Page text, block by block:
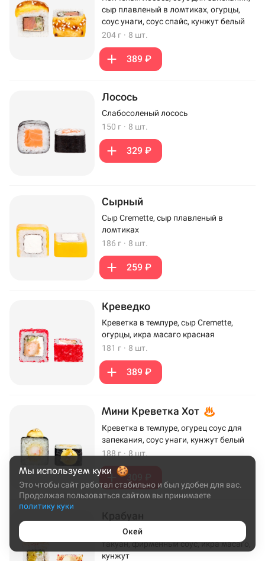
сыр плавленый в ломтиках, огурцы,
соус унаги, соус спайс, кунжут белый
204 г · 8 шт.
389 ₽
Лосось
Слабосоленый лосось
150 г · 8 шт.
329 ₽
Сырный
Сыр Cremette, сыр плавленый в
ломтиках
186 г · 8 шт.
259 ₽
Креведко
Креветка в темпуре, сыр Cremette,
огурцы, икра масаго красная
181 г · 8 шт.
389 ₽
Мини Креветка Хот
Креветка в темпуре, огурец соус для
запекания, соус унаги, кунжут белый
188 г · 8 шт.
309 ₽
Крем-краб, сыр Cremette, огурцы,
такуан, фирменный соус, икра масаго,
кунжут
Мы используем куки
Это чтобы сайт работал стабильно и был удобен для вас.
Продолжая пользоваться сайтом вы принимаете
политику куки
Окей